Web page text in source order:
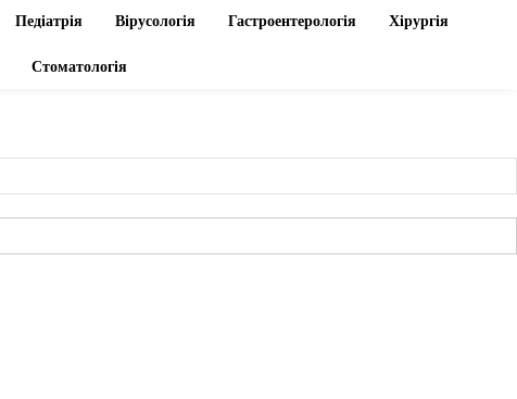
Педіатрія Вірусологія Гастроентерологія Хірургія
Стоматологія